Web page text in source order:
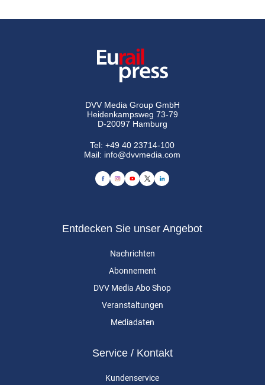
DVV Media Group GmbH
Heidenkampsweg 73-79
D-20097 Hamburg
Tel:+49 40 23714-100
Mail: info@dvvmedia.com
Entdecken Sie unser Angebot
Nachrichten
Abonnement
DVV Media Abo Shop
Veranstaltungen
Mediadaten
Service / Kontakt
Kundenservice